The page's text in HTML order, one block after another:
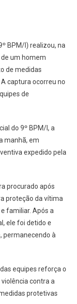
BPM/I) realizou, na
um homem
de medidas
captura ocorreu no
de
do 9º BPM/I, a
manhã, em
expedido pela
procurado após
proteção da vítima
familiar. Após a
ele foi detido e
permanecendo à
equipes reforça o
contra a
protetivas